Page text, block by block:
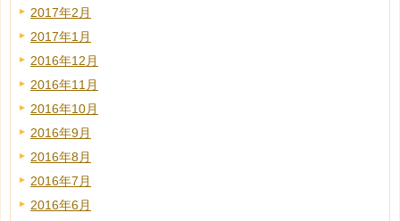
2017年2月
2017年1月
2016年12月
2016年11月
2016年10月
2016年9月
2016年8月
2016年7月
2016年6月